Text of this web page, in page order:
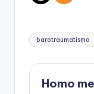
Etiquetas:
barotraumatismo
Homo